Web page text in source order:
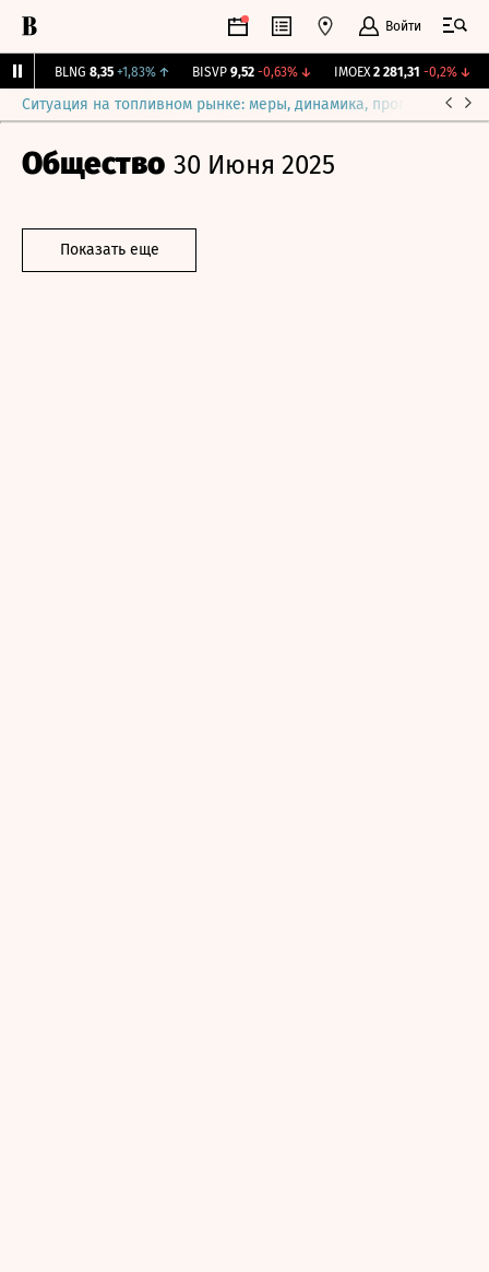
Войти
BLNG 8,35 +1,83%↑ BISVP 9,52 -0,63%↓ IMOEX 2 281,31 -0,2%↓
Ситуация на топливном рынке: меры, динамика, прогнозы
Общество 30 Июня 2025
Показать еще